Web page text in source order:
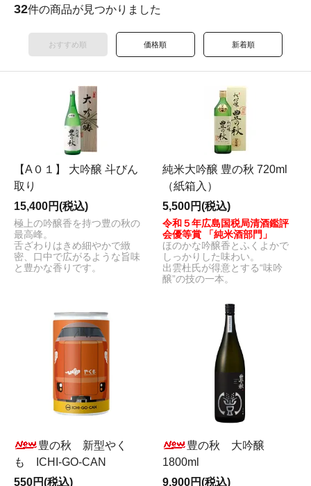
32件の商品が見つかりました
おすすめ順 価格順 新着順
【A０１】 大吟醸 斗びん
取り
15,400円(税込)
極上の吟醸香を持つ豊の秋の
最高峰。
舌ざわりはきめ細やかで緻
密、口中で広がるような旨味
と豊かな香りです。
純米大吟醸 豊の秋 720ml
（紙箱入）
5,500円(税込)
令和５年広島国税局清酒鑑評
会優等賞 「純米酒部門」
ほのかな吟醸香とふくよかで
しっかりした味わい。
出雲杜氏が得意とする“味吟
醸”の技の一本。
豊の秋 新型やく
も ICHI-GO-CAN
550円(税込)
豊の秋 大吟醸
1800ml
9,900円(税込)